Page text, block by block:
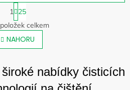
O
v
l
á
a
c
S
t
r
á
n
k
á
n
1 25
položek celkem
NAHORU
nabídky čisticích